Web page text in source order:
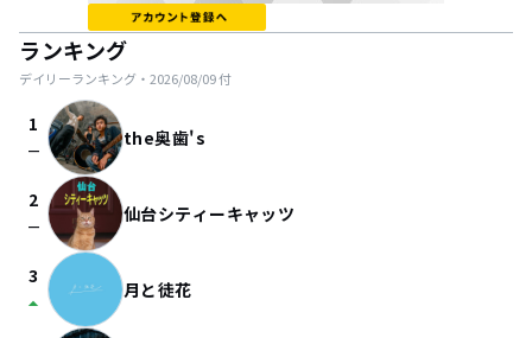
ランキング
デイリーランキング・ 2026/08/09付
1
check_indeterminate_small the奥歯's
2
check_indeterminate_small 仙台シティーキャッツ
3
arrow_drop_up 月と徒花